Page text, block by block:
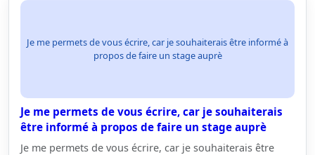
Je me permets de vous écrire, car je souhaiterais être informé à
propos de faire un stage auprè
Je me permets de vous écrire, car je souhaiterais
être informé à propos de faire un stage auprè
Je me permets de vous écrire, car je souhaiterais être